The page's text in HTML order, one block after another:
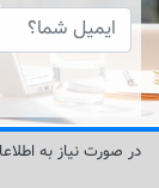
در صورت نیاز به